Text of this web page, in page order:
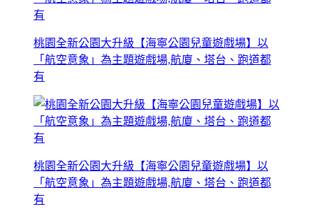
桃園全新公園大升級【海寧公園兒童遊戲場】以
「航空意象」為主題遊戲場,航廈、塔台、跑道都
有
桃園全新公園大升級【海寧公園兒童遊戲場】以
「航空意象」為主題遊戲場,航廈、塔台、跑道都
有